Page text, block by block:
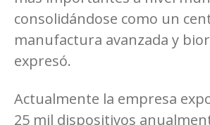
consolidándose como un
manufactura avanzada y
expresó.
Actualmente la empresa
25 mil dispositivos